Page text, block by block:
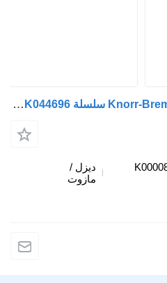
صمام التحكم في الفرامل Knorr-Bremse سلسلة R (01.04-) K000087 K044696 لـ الشاحنات Scania P,G,R,T-series (2004-2017)
ديزل /
مازوت